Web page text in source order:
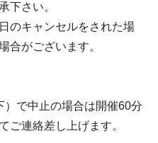
下さい。
のキャンセルをされた場
合がございます。
で中止の場合は開催60分
ご連絡差し上げます。